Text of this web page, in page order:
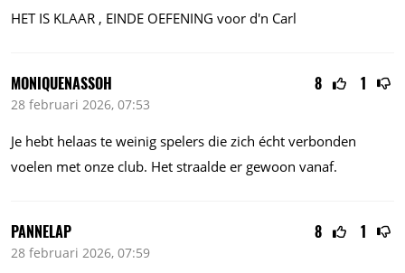
HET IS KLAAR , EINDE OEFENING voor d'n Carl
8 1
MONIQUENASSOH
28 februari 2026, 07:53
Je hebt helaas te weinig spelers die zich écht verbonden
voelen met onze club. Het straalde er gewoon vanaf.
8 1
PANNELAP
28 februari 2026, 07:59